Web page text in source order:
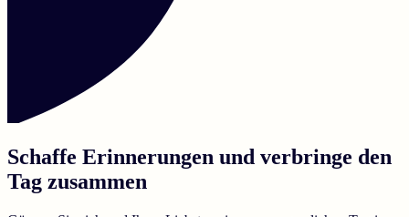
Schaffe Erinnerungen und verbringe den
Tag zusammen